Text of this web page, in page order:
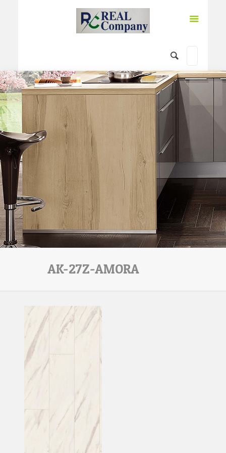
AK-27Z-AMORA